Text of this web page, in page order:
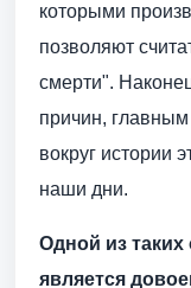
которыми
позволяют
смерти".
причин,
вокруг истории
наши дни.
Одной из
является